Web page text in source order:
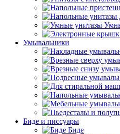
Умывальники
Биде и писсуары
Биде